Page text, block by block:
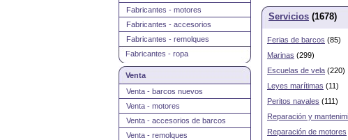
Fabricantes - motores
Fabricantes - accesorios
Fabricantes - remolques
Fabricantes - ropa
Venta
Venta - barcos nuevos
Venta - motores
Venta - accesorios de barcos
Venta - remolques
Servicios (1678)
Ferias de barcos (85)
Marinas (299)
Escuelas de vela (220)
Leyes marítimas (11)
Peritos navales (111)
Reparación y
Reparación de motores